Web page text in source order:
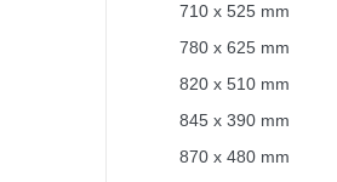
710 x 525 mm
780 x 625 mm
820 x 510 mm
845 x 390 mm
870 x 480 mm